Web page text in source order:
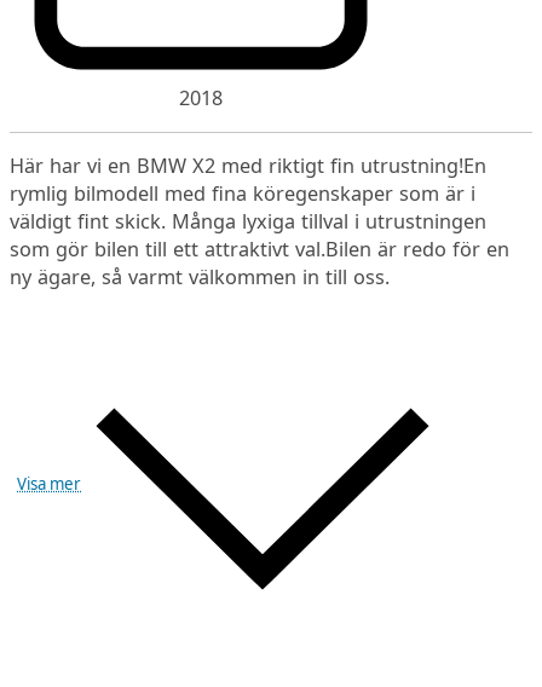
2018
Här har vi en BMW X2 med riktigt fin utrustning!En
rymlig bilmodell med fina köregenskaper som är i
väldigt fint skick. Många lyxiga tillval i utrustningen
som gör bilen till ett attraktivt val.Bilen är redo för en
ny ägare, så varmt välkommen in till oss.
Visa mer